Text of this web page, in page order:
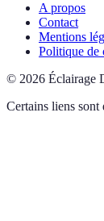
A propos
Contact
Mentions
Politique de
© 2026 Éclairage
Certains liens sont